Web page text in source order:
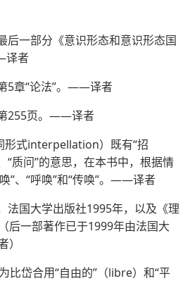
一部分《意识形态和意识形态国
译者
5章“论法”。——译者
255页。——译者
式interpellation）既有“招
“质问”的意思，在本书中，根据情
”、“呼唤”和“传唤”。——译者
国大学出版社1995年，以及《理
后一部著作已于1999年由法国大
比岱合用“自由的”（libre）和“平